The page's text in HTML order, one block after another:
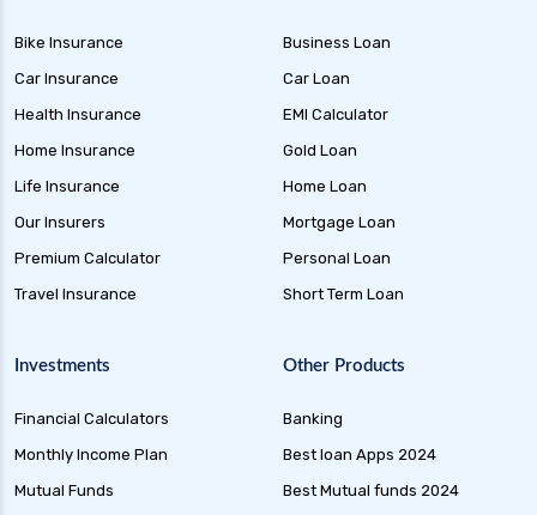
health insurance patna
health insurance portability
health insurance pune
health insurance rajkot
health insurance renewal process
health insurance stocks india
Bike Insurance
Car Insurance
Health Insurance
Home Insurance
Life Insurance
Our Insurers
Premium Calculator
Travel Insurance
Business Loan
Car Loan
EMI Calculator
Gold Loan
Home Loan
Mortgage Loan
Personal Loan
Short Term Loan
Investments
Financial Calculators
Monthly Income Plan
Mutual Funds
Other Products
Banking
Best loan Apps 2024
Best Mutual funds 2024